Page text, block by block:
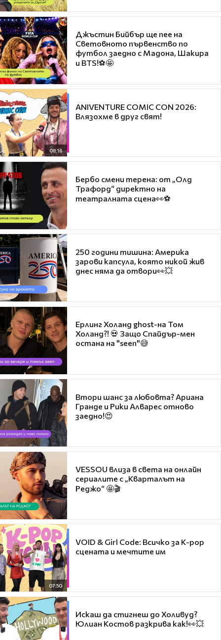
Джъстин Бийбър ще пее на
Световното първенство по
футбол заедно с Мадона, Шакира
и BTS!⚽🤩
08:16
ANIVENTURE COMIC CON 2026:
Влязохме в друг свят!
Бербо смени терена: от „Олд
Трафорд“ директно на
театралната сцена👀⚽
250 години тишина: Америка
зарови капсула, която никой жив
днес няма да отвори👀💥
Ерлинг Холанд ghost-на Том
Холанд?! 💀 Защо Спайдър-мен
остана на "seen"😅
Втори шанс за любовта? Ариана
Гранде и Рики Алварес отново
заедно!😍
VESSOU влиза в света на онлайн
сериалите с „Кварталът на
Реджо“ 🤩🎬
07:50
VOID & Girl Code: Всичко за K-pop
сцената и мечтите им
Искаш да стигнеш до Холивуд?
Юлиан Костов разкрива как!👀💥